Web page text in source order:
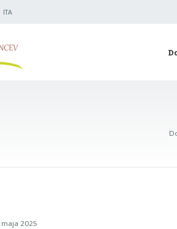
ITA
2025